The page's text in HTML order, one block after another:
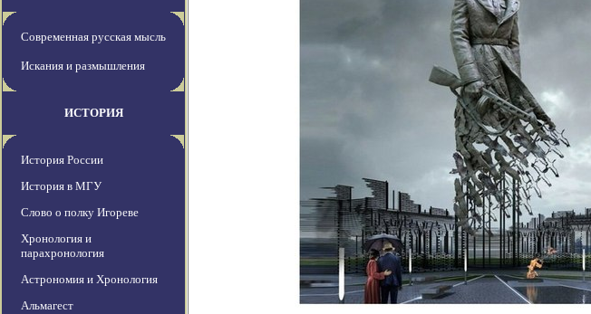
Современная русская мысль
Искания и размышления
ИСТОРИЯ
История России
История в МГУ
Слово о полку Игореве
Хронология и
парахронология
Астрономия и Хронология
Альмагест